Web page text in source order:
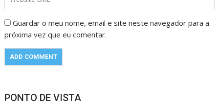
Guardar o meu nome, email e site neste navegador para a
próxima vez que eu comentar.
PONTO DE VISTA